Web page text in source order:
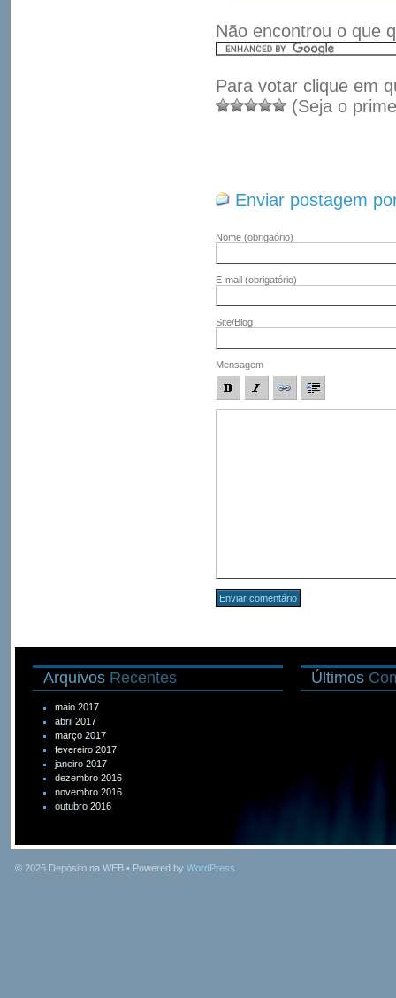
Não encontrou o que
Para votar clique em
(Seja o
Enviar postagem
Nome (obrigaório)
E-mail (obrigatório)
Site/Blog
Mensagem
Arquivos Recentes
maio 2017
abril 2017
março 2017
fevereiro 2017
janeiro 2017
dezembro 2016
novembro 2016
outubro 2016
Últimos
© 2026 Depósito na WEB • Powered by WordPress